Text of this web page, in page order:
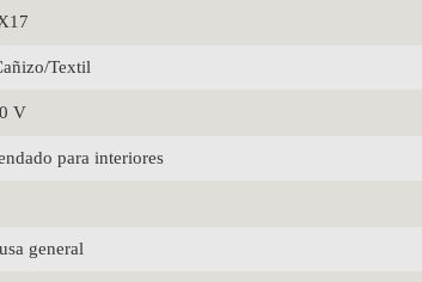
Textil
V
para interiores
general